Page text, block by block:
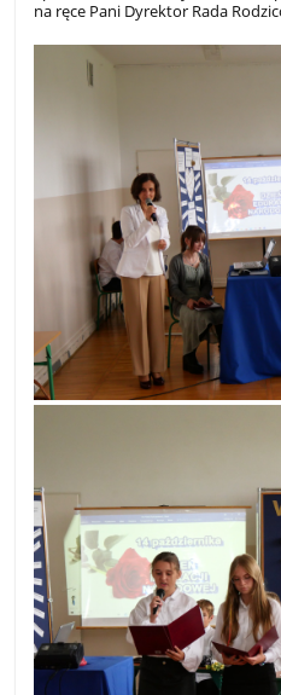
na ręce Pani Dyrektor Rada